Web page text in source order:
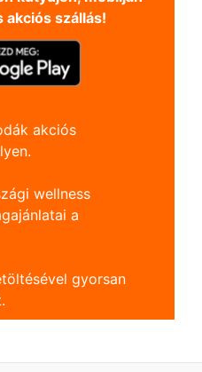
akciós szállás!
akciós
wellness
a
gyorsan